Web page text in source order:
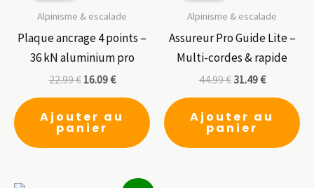
Alpinisme & escalade
Plaque ancrage 4 points –
36 kN aluminium pro
22.99€ 16.09€
Ajouter au
panier
Alpinisme & escalade
Assureur Pro Guide Lite –
Multi-cordes & rapide
44.99€ 31.49€
Ajouter au
panier